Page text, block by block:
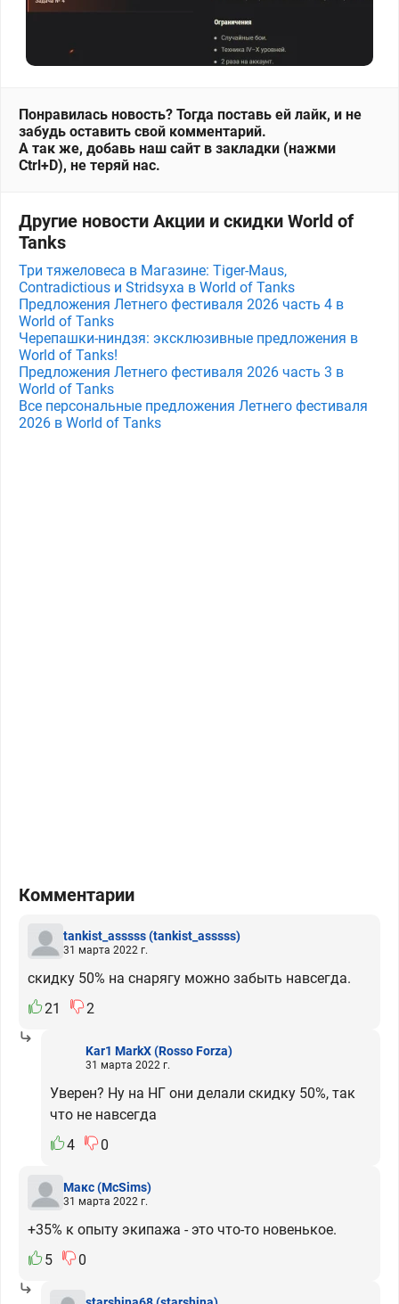
Понравилась новость? Тогда поставь ей лайк, и не
забудь оставить свой комментарий.
А так же, добавь наш сайт в закладки (нажми
Ctrl+D), не теряй нас.
Другие новости Акции и скидки World of
Tanks
Три тяжеловеса в Магазине: Tiger-Maus,
Contradictious и Stridsyxa в World of Tanks
Предложения Летнего фестиваля 2026 часть 4 в
World of Tanks
Черепашки-ниндзя: эксклюзивные предложения в
World of Tanks!
Предложения Летнего фестиваля 2026 часть 3 в
World of Tanks
Все персональные предложения Летнего фестиваля
2026 в World of Tanks
Комментарии
tankist_asssss(tankist_asssss)
31 марта 2022 г.
скидку 50% на снарягу можно забыть навсегда.
21
2
Kar1 MarkX(Rosso Forza)
31 марта 2022 г.
Уверен? Ну на НГ они делали скидку 50%, так
что не навсегда
4
0
Макс(McSims)
31 марта 2022 г.
+35% к опыту экипажа - это что-то новенькое.
5
0